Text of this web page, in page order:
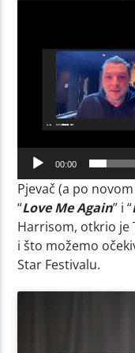
00:00
Pjevač (a po
“Love Me Again” i “
Harrisom, otkrio je
i što možemo
Star Festivalu.